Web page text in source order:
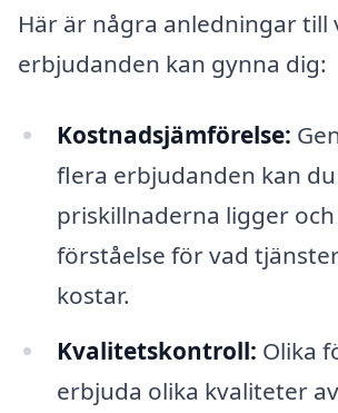
Här är några anledningar
erbjudanden kan gynna dig:
Kostnadsjämförelse:
flera erbjudanden kan
priskillnaderna ligger
förståelse för vad
kostar.
Kvalitetskontroll: Olika
erbjuda olika kvaliteter